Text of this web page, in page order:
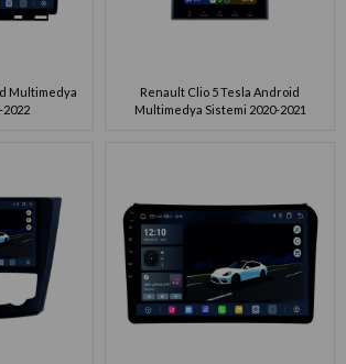
Multimedya
2022
Renault Clio 5 Tesla Android
Multimedya Sistemi 2020-2021